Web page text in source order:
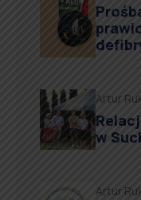
Artur
w
Artur